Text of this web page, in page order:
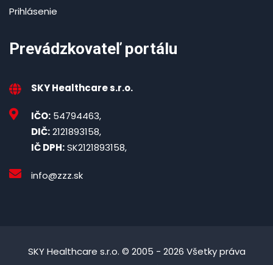
Prihlásenie
Prevádzkovateľ portálu
SKY Healthcare s.r.o.
IČO: 54794463,
DIČ:2121893158,
IČ DPH:SK2121893158,
info@zzz.sk
SKY Healthcare s.r.o. © 2005 - 2026 Všetky práva